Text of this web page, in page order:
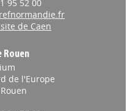
95 52 00
de Caen
Rouen
de l'Europe